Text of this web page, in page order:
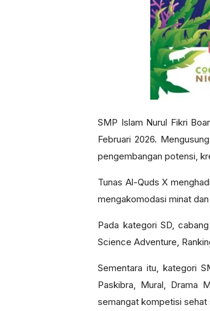
SMP Islam Nurul Fikri
Februari 2026.
pengembangan potensi,
Tunas Al-Quds X
mengakomodasi minat
Pada kategori SD,
Science Adventure,
Sementara itu, kategori
Paskibra, Mural, Drama
semangat kompetisi sehat